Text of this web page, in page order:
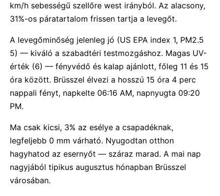
km/h sebességű szellőre west irányból. Az alacsony,
31%-os páratartalom frissen tartja a levegőt.
A levegőminőség jelenleg jó (US EPA index 1, PM2.5
5) — kiváló a szabadtéri testmozgáshoz. Magas UV-
érték (6) — fényvédő és kalap ajánlott, főleg 11 és 15
óra között. Brüsszel élvezi a hosszú 15 óra 4 perc
nappali fényt, napkelte 06:16 AM, napnyugta 09:20
PM.
Ma csak kicsi, 3% az esélye a csapadéknak,
legfeljebb 0 mm várható. Nyugodtan otthon
hagyhatod az esernyőt — száraz marad. A mai nap
nagyjából tipikus augusztus hónapban Brüsszel
városában.